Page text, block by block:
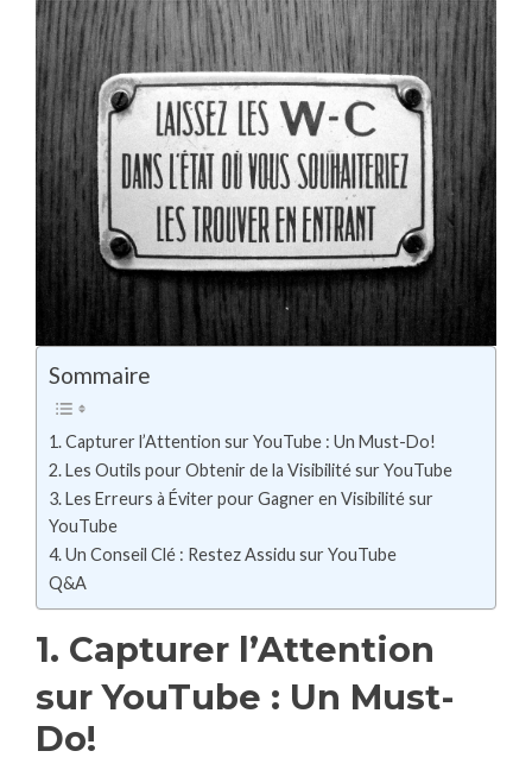
Sommaire
1. Capturer l’Attention sur YouTube : Un Must-Do!
2. Les Outils pour Obtenir de la Visibilité sur YouTube
3. Les Erreurs à Éviter pour Gagner en Visibilité sur
YouTube
4. Un Conseil Clé : Restez Assidu sur YouTube
Q&A
1. Capturer l’Attention
sur YouTube : Un Must-
Do!